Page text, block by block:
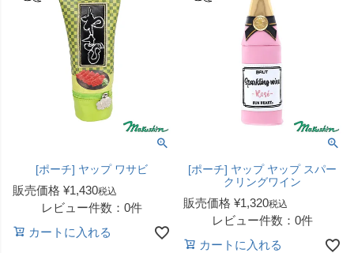
[ポーチ] ヤップ ワサビ
販売価格 ¥1,430税込
レビュー件数：0件
カートに入れる
[ポーチ] ヤップ ヤップ スパー
クリングワイン
販売価格 ¥1,320税込
レビュー件数：0件
カートに入れる